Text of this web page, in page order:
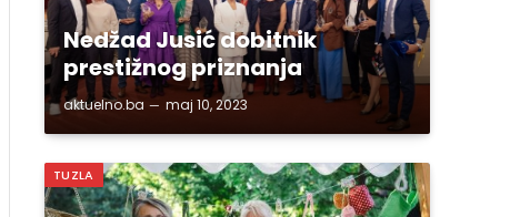
Nedžad Jusić dobitnik
prestižnog priznanja
aktuelno.ba maj 10, 2023
TUZLA